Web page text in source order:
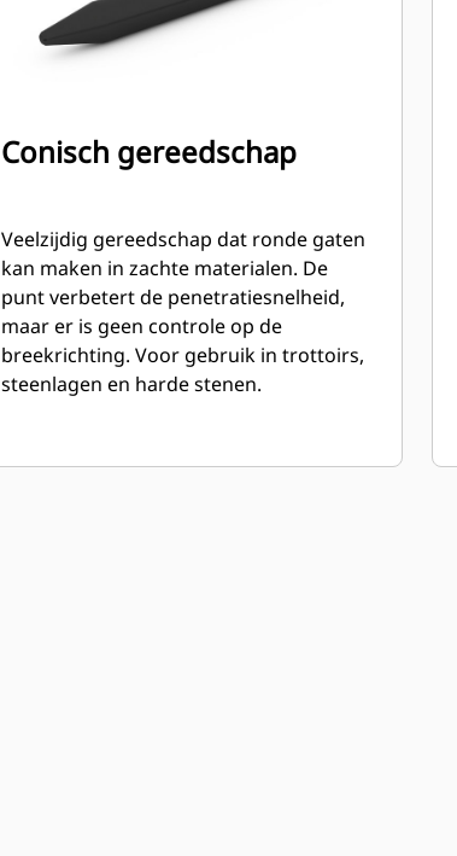
Conisch gereedschap
Veelzijdig gereedschap dat ronde gaten
kan maken in zachte materialen. De
punt verbetert de penetratiesnelheid,
maar er is geen controle op de
breekrichting. Voor gebruik in trottoirs,
steenlagen en harde stenen.